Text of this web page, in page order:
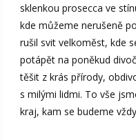
sklenkou prosecca ve
kde můžeme nerušeně
rušil svit velkoměst, kde
potápět na poněkud
těšit z krás přírody,
s milými lidmi. To vše
kraj, kam se budeme